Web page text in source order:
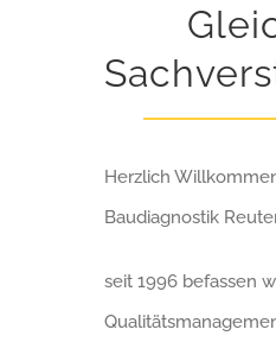
Herzlich
Baudiagnostik
seit 1996 befassen